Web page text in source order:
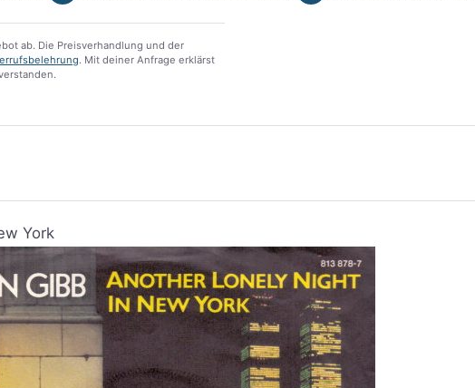
ab. Die Preisverhandlung und der
. Mit deiner Anfrage erklärst
York